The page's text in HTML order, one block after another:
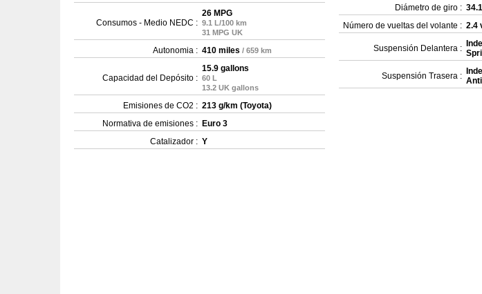
Consumos - Medio NEDC :
26 MPG
9.1 L/100 km
31 MPG UK
Autonomia : 410 miles / 659 km
Capacidad del Depósito :
15.9 gallons
60 L
13.2 UK gallons
Emisiones de CO2 : 213 g/km (Toyota)
Normativa de emisiones : Euro 3
Catalizador : Y
Diámetro de giro :
Número de vueltas del volante : 2.4
Suspensión Delantera :
Suspensión Trasera :